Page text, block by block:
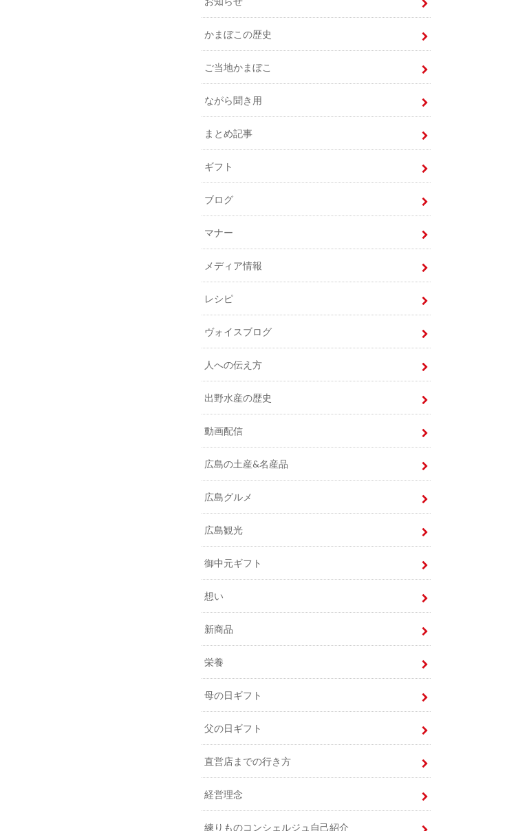
かまぼこの歴史
ご当地かまぼこ
ながら聞き用
まとめ記事
ギフト
ブログ
マナー
メディア情報
レシピ
ヴォイスブログ
人への伝え方
出野水産の歴史
動画配信
広島の土産&名産品
広島グルメ
広島観光
御中元ギフト
想い
新商品
栄養
母の日ギフト
父の日ギフト
直営店までの行き方
経営理念
練りものコンシェルジュ自己紹介